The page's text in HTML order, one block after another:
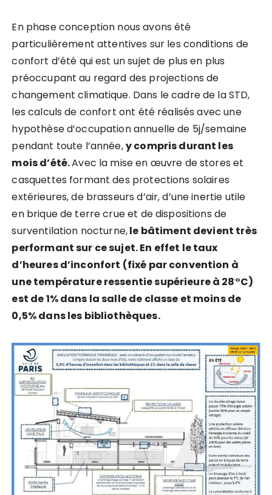
En phase conception nous avons été
particulièrement attentives sur les conditions de
confort d’été qui est un sujet de plus en plus
préoccupant au regard des projections de
changement climatique. Dans le cadre de la STD,
les calculs de confort ont été réalisés avec une
hypothèse d’occupation annuelle de 5j/semaine
pendant toute l’année,y compris durant les
mois d’été.Avec la mise en œuvre de stores et
casquettes formant des protections solaires
extérieures, de brasseurs d’air, d’une inertie utile
en brique de terre crue et de dispositions de
surventilation nocturne,le bâtiment devient très
performant sur ce sujet. En effet le taux
d’heures d’inconfort (fixé par convention à
une température ressentie supérieure à 28°C)
est de 1% dans la salle de classe et moins de
0,5% dans les bibliothèques.